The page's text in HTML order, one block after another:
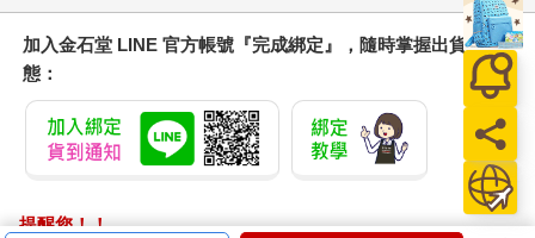
加入金石堂 LINE 官方帳號『完成綁定』，隨時掌握出貨動
態：
提醒您！！